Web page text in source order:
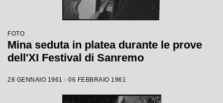
FOTO
Mina seduta in platea durante le prove
dell'XI Festival di Sanremo
28 GENNAIO 1961 - 06 FEBBRAIO 1961